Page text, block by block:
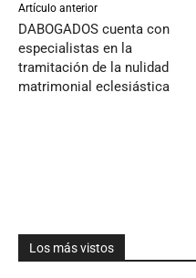
Artículo anterior
DABOGADOS cuenta con
especialistas en la
tramitación de la nulidad
matrimonial eclesiástica
Los más vistos